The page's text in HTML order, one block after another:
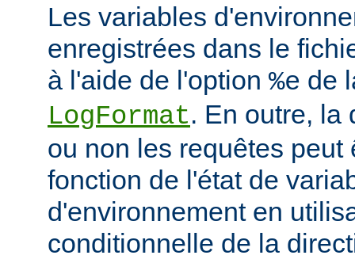
Les variables
enregistrées dans le
à l'aide de l'option %e de
LogFormat. En outre, la
ou non les requêtes peut
fonction de l'état de
d'environnement en
conditionnelle de la